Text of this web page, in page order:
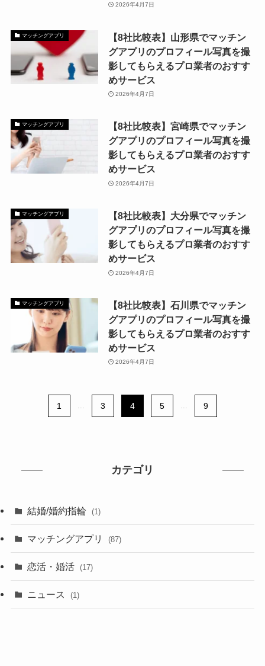
2026年4月7日
マッチングアプリ
【8社比較表】山形県でマッチン
グアプリのプロフィール写真を撮
影してもらえるプロ業者のおすす
めサービス
2026年4月7日
マッチングアプリ
【8社比較表】宮崎県でマッチン
グアプリのプロフィール写真を撮
影してもらえるプロ業者のおすす
めサービス
2026年4月7日
マッチングアプリ
【8社比較表】大分県でマッチン
グアプリのプロフィール写真を撮
影してもらえるプロ業者のおすす
めサービス
2026年4月7日
マッチングアプリ
【8社比較表】石川県でマッチン
グアプリのプロフィール写真を撮
影してもらえるプロ業者のおすす
めサービス
2026年4月7日
1 ... 3 4 5 ... 9
カテゴリ
結婚/婚約指輪 (1)
マッチングアプリ (87)
恋活・婚活 (17)
ニュース (1)